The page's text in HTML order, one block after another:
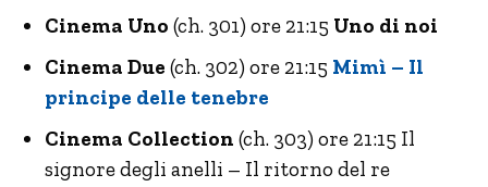
Cinema Uno (ch. 301) ore 21:15 Uno di noi
Cinema Due (ch. 302) ore 21:15 Mimì – Il
principe delle tenebre
Cinema Collection (ch. 303) ore 21:15 Il
signore degli anelli – Il ritorno del re